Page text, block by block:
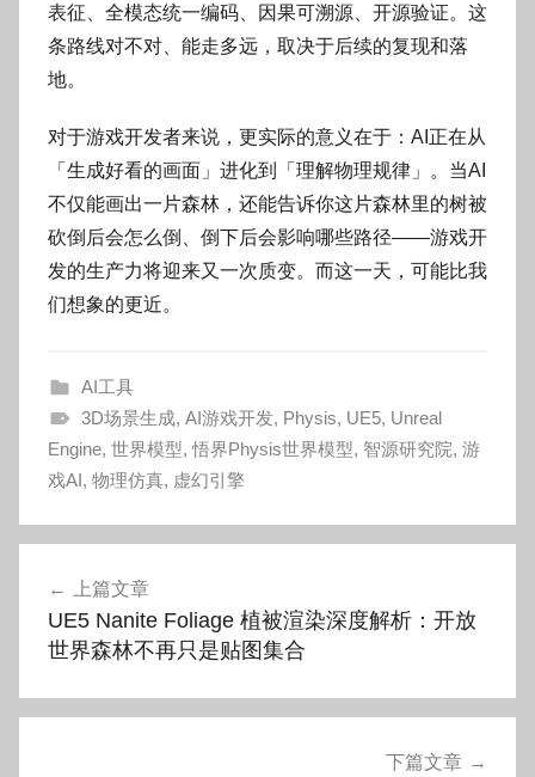
表征、全模态统一编码、因果可溯源、开源验证。这
条路线对不对、能走多远，取决于后续的复现和落
地。
对于游戏开发者来说，更实际的意义在于：AI正在从
「生成好看的画面」进化到「理解物理规律」。当AI
不仅能画出一片森林，还能告诉你这片森林里的树被
砍倒后会怎么倒、倒下后会影响哪些路径——游戏开
发的生产力将迎来又一次质变。而这一天，可能比我
们想象的更近。
AI工具
3D场景生成, AI游戏开发, Physis, UE5, Unreal
Engine, 世界模型,悟界Physis世界模型, 智源研究院, 游
戏AI, 物理仿真, 虚幻引擎
导
航
上篇文章
UE5 Nanite Foliage 植被渲染深度解析：开放
世界森林不再只是贴图集合
下篇文章